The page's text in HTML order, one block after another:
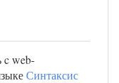
c web-
Синтаксис